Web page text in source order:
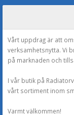
Vårt uppdrag är att
verksamhetsnytta. Vi
på marknaden och
I vår butik på
vårt sortiment inom
Varmt välkommen!